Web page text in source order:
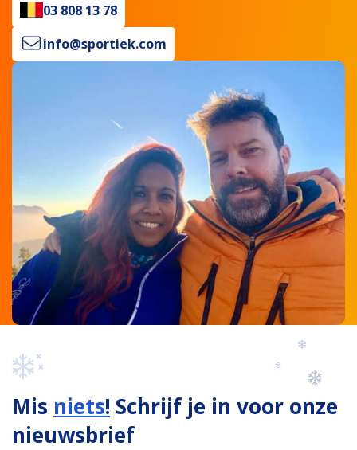
03 808 13 78
info@sportiek.com
Mis niets! Schrijf je in voor onze
nieuwsbrief